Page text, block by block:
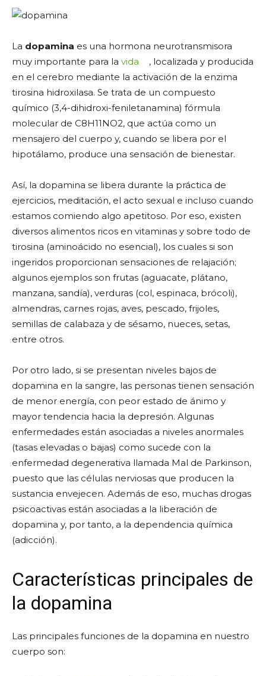
La dopamina es una hormona neurotransmisora
muy importante para la vida
, localizada y producida
en el cerebro mediante la activación de la enzima
tirosina hidroxilasa. Se trata de un compuesto
químico (3,4-dihidroxi-feniletanamina) fórmula
molecular de C8H11NO2, que actúa como un
mensajero del cuerpo y, cuando se libera por el
hipotálamo, produce una sensación de bienestar.
Así, la dopamina se libera durante la práctica de
ejercicios, meditación, el acto sexual e incluso cuando
estamos comiendo algo apetitoso. Por eso, existen
diversos alimentos ricos en vitaminas y sobre todo de
tirosina (aminoácido no esencial), los cuales si son
ingeridos proporcionan sensaciones de relajación;
algunos ejemplos son frutas (aguacate, plátano,
manzana, sandía), verduras (col, espinaca, brócoli),
almendras, carnes rojas, aves, pescado, frijoles,
semillas de calabaza y de sésamo, nueces, setas,
entre otros.
Por otro lado, si se presentan niveles bajos de
dopamina en la sangre, las personas tienen sensación
de menor energía, con peor estado de ánimo y
mayor tendencia hacia la depresión. Algunas
enfermedades están asociadas a niveles anormales
(tasas elevadas o bajas) como sucede con la
enfermedad degenerativa llamada Mal de Parkinson,
puesto que las células nerviosas que producen la
sustancia envejecen. Además de eso, muchas drogas
psicoactivas están asociadas a la liberación de
dopamina y, por tanto, a la dependencia química
(adicción).
Características principales de
la dopamina
Las principales funciones de la dopamina en nuestro
cuerpo son: